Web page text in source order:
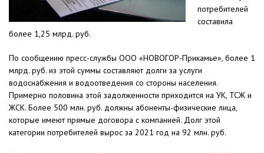
потребителей
составила
более 1,25 млрд. руб.
По сообщению пресс-службы ООО «НОВОГОР-Прикамье», более 1
млрд. руб. из этой суммы составляют долги за услуги
водоснабжения и водоотведения со стороны населения.
Примерно половина этой задолженности приходится на УК, ТСЖ и
ЖСК. Более 500 млн. руб. должны абоненты-физические лица,
которые имеют прямые договора с компанией. Долг этой
категории потребителей вырос за 2021 год на 92 млн. руб.